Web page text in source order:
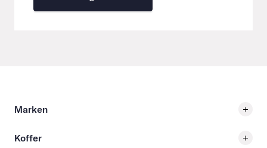
Marken
Koffer